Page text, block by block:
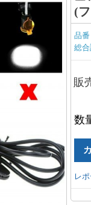
(
品
総
販
数
レ